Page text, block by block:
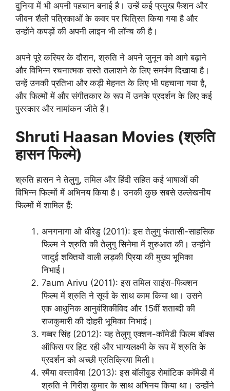
दुनिया में भी अपनी पहचान बनाई है। उन्हें कई प्रमुख फैशन और
जीवन शैली पत्रिकाओं के कवर पर चित्रित किया गया है और
उन्होंने कपड़ों की अपनी लाइन भी लॉन्च की है।
अपने पूरे करियर के दौरान, श्रुति ने अपने जुनून को आगे बढ़ाने
और विभिन्न रचनात्मक रास्ते तलाशने के लिए समर्पण दिखाया है।
उन्हें उनकी प्रतिभा और कड़ी मेहनत के लिए भी पहचाना गया है,
और फिल्मों में और संगीतकार के रूप में उनके प्रदर्शन के लिए कई
पुरस्कार और नामांकन जीते हैं।
Shruti Haasan Movies (श्रुति
हासन फिल्मे)
श्रुति हासन ने तेलुगु, तमिल और हिंदी सहित कई भाषाओं की
विभिन्न फिल्मों में अभिनय किया है। उनकी कुछ सबसे उल्लेखनीय
फिल्मों में शामिल हैं:
अनगनागा ओ धीरेडु (2011): इस तेलुगु फंतासी-साहसिक
फिल्म ने श्रुति की तेलुगु सिनेमा में शुरुआत की। उन्होंने
जादुई शक्तियों वाली लड़की प्रिया की मुख्य भूमिका
निभाई।
7aum Arivu (2011): इस तमिल साइंस-फिक्शन
फिल्म में श्रुति ने सूर्या के साथ काम किया था। उसने
एक आधुनिक आनुवंशिकीविद और 15वीं शताब्दी की
राजकुमारी की दोहरी भूमिका निभाई।
गब्बर सिंह (2012): यह तेलुगु एक्शन-कॉमेडी फिल्म बॉक्स
ऑफिस पर हिट रही और भाग्यलक्ष्मी के रूप में श्रुति के
प्रदर्शन को अच्छी प्रतिक्रिया मिली।
रमैया वस्तावैया (2013): इस बॉलीवुड रोमांटिक कॉमेडी में
श्रुति ने गिरीश कुमार के साथ अभिनय किया था। उन्होंने